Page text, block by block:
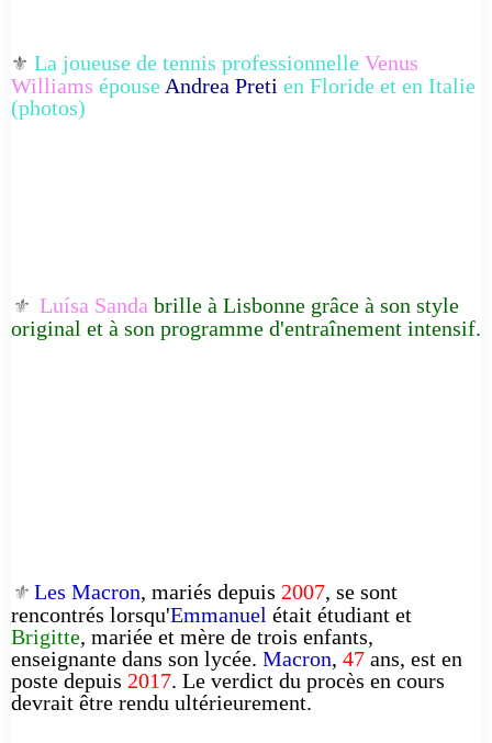
⚜️ La joueuse de tennis professionnelle Venus
Williams épouse Andrea Preti en Floride et en Italie
(photos)
⚜️ Luísa Sanda brille à Lisbonne grâce à son style
original et à son programme d'entraînement intensif.
⚜️ Les Macron, mariés depuis 2007, se sont
rencontrés lorsqu'Emmanuel était étudiant et
Brigitte, mariée et mère de trois enfants,
enseignante dans son lycée. Macron, 47 ans, est en
poste depuis 2017. Le verdict du procès en cours
devrait être rendu ultérieurement.